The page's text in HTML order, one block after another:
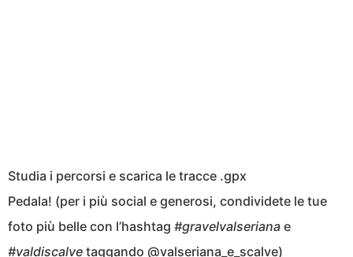
Studia i percorsi e scarica le tracce .gpx
Pedala! (per i più social e generosi, condividete le tue
foto più belle con l’hashtag #gravelvalseriana e
#valdiscalve taggando @valseriana_e_scalve)